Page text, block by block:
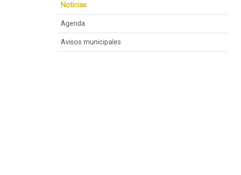
Noticias
Agenda
Avisos municipales